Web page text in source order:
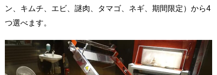
ン、キムチ、エビ、謎肉、タマゴ、ネギ、期間限定）から4
つ選べます。